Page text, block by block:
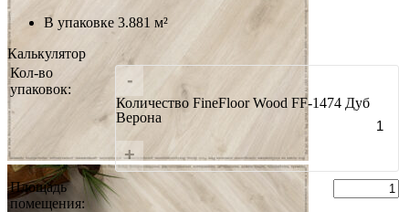
В упаковке 3.881 м²
Калькулятор
Кол-во
упаковок:
-
Количество FineFloor Wood FF-1474 Дуб
Верона
+
Площадь
помещения: